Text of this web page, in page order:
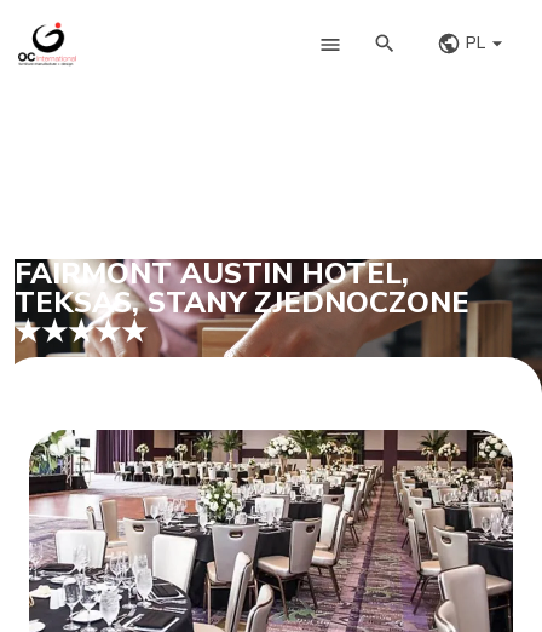
PL
FAIRMONT AUSTIN HOTEL,
TEKSAS, STANY ZJEDNOCZONE
★★★★★